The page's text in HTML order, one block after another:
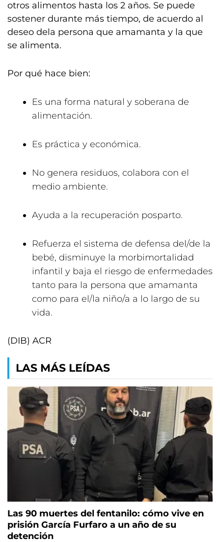
otros alimentos hasta los 2 años. Se puede
sostener durante más tiempo, de acuerdo al
deseo dela persona que amamanta y la que
se alimenta.
Por qué hace bien:
Es una forma natural y soberana de
alimentación.
Es práctica y económica.
No genera residuos, colabora con el
medio ambiente.
Ayuda a la recuperación posparto.
Refuerza el sistema de defensa del/de la
bebé, disminuye la morbimortalidad
infantil y baja el riesgo de enfermedades
tanto para la persona que amamanta
como para el/la niño/a a lo largo de su
vida.
(DIB) ACR
LAS MÁS LEÍDAS
Las 90 muertes del fentanilo: cómo vive en
prisión García Furfaro a un año de su
detención